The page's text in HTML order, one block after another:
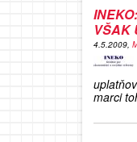
VŠAK
4.5.2009,
marci